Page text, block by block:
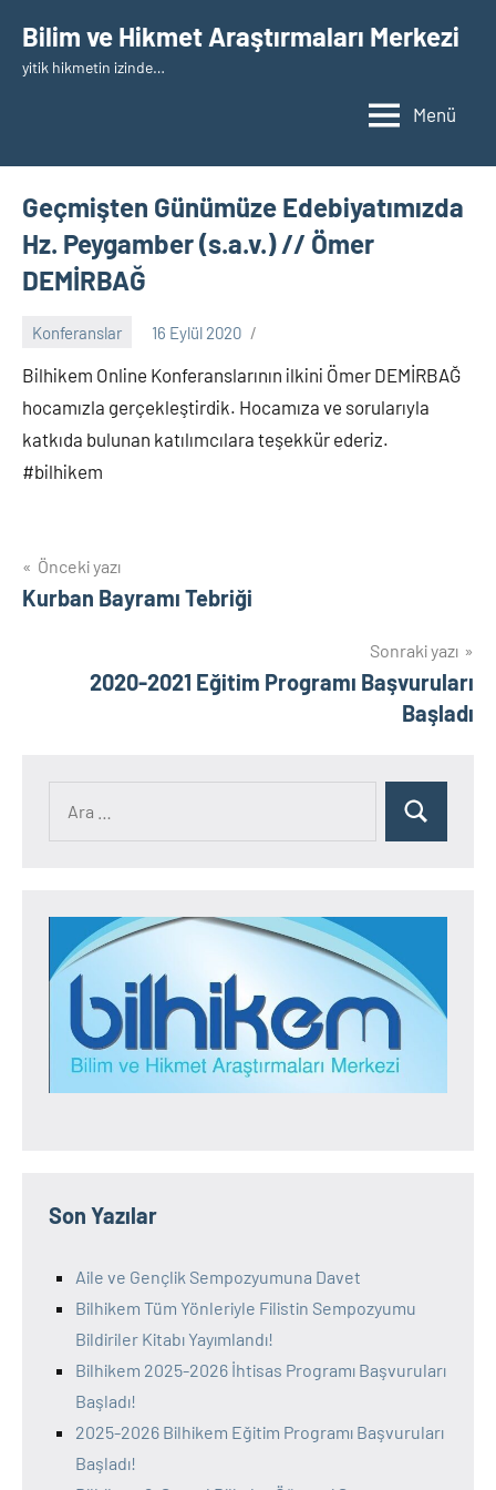
geçBilim ve Hikmet Araştırmaları Merkezi
yitik hikmetin izinde…
Menü
Geçmişten Günümüze Edebiyatımızda
Hz. Peygamber (s.a.v.) // Ömer
DEMİRBAĞ
Konferanslar 16 Eylül 2020
Bilhikem Online Konferanslarının ilkini Ömer DEMİRBAĞ
hocamızla gerçekleştirdik. Hocamıza ve sorularıyla
katkıda bulunan katılımcılara teşekkür ederiz.
#bilhikem
Yazı
gezinmesi
Önceki yazı
Kurban Bayramı Tebriği
Sonraki yazı
2020-2021 Eğitim Programı Başvuruları
Başladı
Ara
Son Yazılar
Aile ve Gençlik Sempozyumuna Davet
Bilhikem Tüm Yönleriyle Filistin Sempozyumu
Bildiriler Kitabı Yayımlandı!
Bilhikem 2025-2026 İhtisas Programı Başvuruları
Başladı!
2025-2026 Bilhikem Eğitim Programı Başvuruları
Başladı!